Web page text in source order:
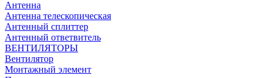
Антенна
Антенна телескопическая
Антенный сплиттер
Антенный ответвитель
ВЕНТИЛЯТОРЫ
Вентилятор
Монтажный элемент